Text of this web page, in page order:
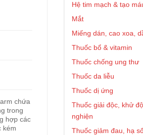
Hệ tim mạch & tạo
Mắt
Miếng dán, cao xoa,
Thuốc bổ & vitamin
Thuốc chống ung thư
Thuốc da liễu
Thuốc dị ứng
Thuốc giải độc, khử
nghiện
Thuốc giảm đau, hạ
chứa
trong
hợp các
kém